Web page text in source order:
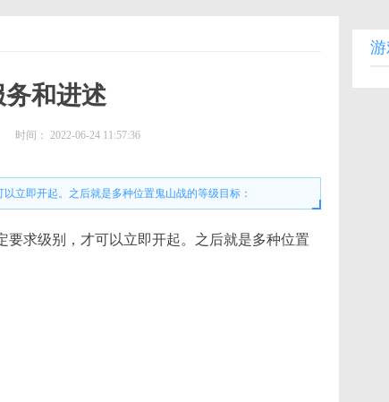
和进述
时间： 2022-06-24 11:57:36
立即开起。之后就是多种位置鬼山战的等级目标：
求级别，才可以立即开起。之后就是多种位置